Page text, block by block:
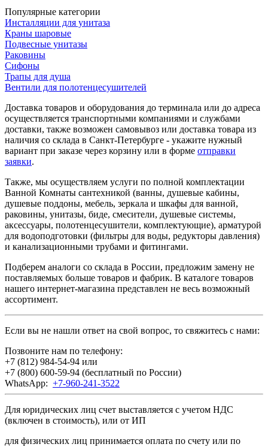
Популярные категории
Инсталляции для унитаза
Краны шаровые
Подвесные унитазы
Раковины
Сифоны
Трапы для душа
Вентили для полотенцесушителей
Доставка товаров и оборудования до терминала или до адреса
осуществляется транспортными компаниями и службами
доставки, также возможен самовывоз или доставка товара из
наличия со склада в Санкт-Петербурге - укажите нужный
вариант при заказе через корзину или в форме отправки
заявки.
Также, мы осуществляем услуги по полной комплектации
Ванной Комнаты сантехникой (ванны, душевые кабины,
душевые поддоны, мебель, зеркала и шкафы для ванной,
раковины, унитазы, биде, смесители, душевые системы,
аксессуары, полотенцесушители, комплектующие), арматурой
для водоподготовки (фильтры для воды, редукторы давления)
и канализационными трубами и фитингами.
Подберем аналоги со склада в России, предложим замену не
поставляемых больше товаров и фабрик. В каталоге товаров
нашего интернет-магазина представлен не весь возможный
ассортимент.
Если вы не нашли ответ на свой вопрос, то свяжитесь с нами:
Позвоните нам по телефону:
+7 (812) 984-54-94 или
+7 (800) 600-59-94 (бесплатный по России)
WhatsApp: +7-960-241-3522
Для юридических лиц счет выставляется с учетом НДС
(включен в стоимость), или от ИП
для физических лиц принимается оплата по счету или по